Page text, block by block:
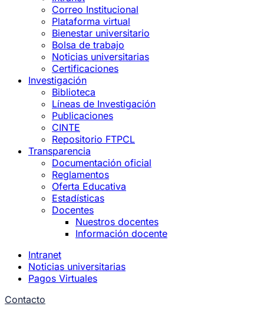
Correo Institucional
Plataforma virtual
Bienestar universitario
Bolsa de trabajo
Noticias universitarias
Certificaciones
Investigación
Biblioteca
Líneas de Investigación
Publicaciones
CINTE
Repositorio FTPCL
Transparencia
Documentación oficial
Reglamentos
Oferta Educativa
Estadísticas
Docentes
Nuestros docentes
Información docente
Intranet
Noticias universitarias
Pagos Virtuales
Contacto